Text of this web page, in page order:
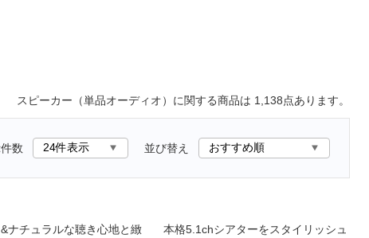
スピーカー（単品オーディオ） に関する商品は 1,138点あります。
数 並び替え
ナチュラルな聴き心地と緻
本格5.1chシアターをスタイリッシュ